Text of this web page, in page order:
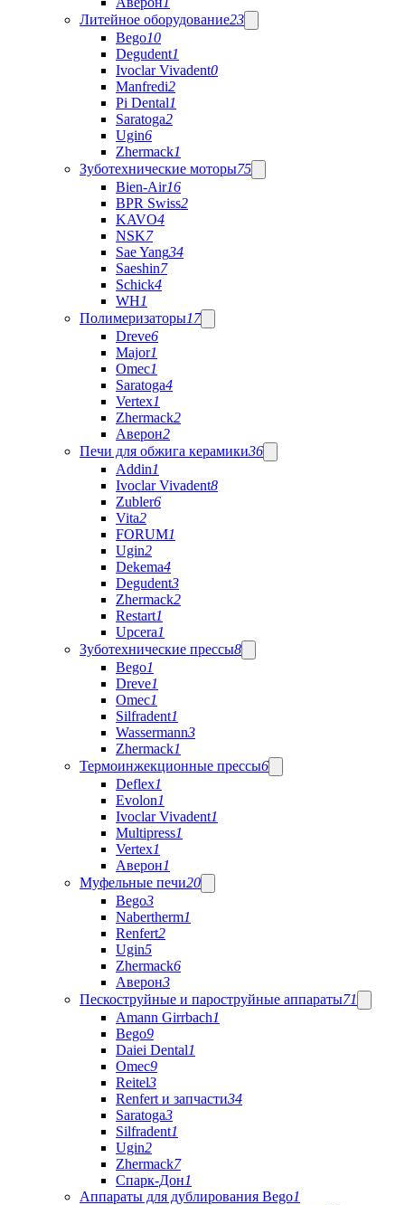
Литейное оборудование23
Bego10
Degudent1
Ivoclar Vivadent0
Manfredi2
Pi Dental1
Saratoga2
Ugin6
Zhermack1
Зуботехнические моторы75
Bien-Air16
BPR Swiss2
KAVO4
NSK7
Sae Yang34
Saeshin7
Schick4
WH1
Полимеризаторы17
Dreve6
Major1
Omec1
Saratoga4
Vertex1
Zhermack2
Аверон2
Печи для обжига керамики36
Addin1
Ivoclar Vivadent8
Zubler6
Vita2
FORUM1
Ugin2
Dekema4
Degudent3
Zhermack2
Restart1
Upcera1
Зуботехнические прессы8
Bego1
Dreve1
Omec1
Silfradent1
Wassermann3
Zhermack1
Термоинжекционные прессы6
Deflex1
Evolon1
Ivoclar Vivadent1
Multipress1
Vertex1
Аверон1
Муфельные печи20
Bego3
Nabertherm1
Renfert2
Ugin5
Zhermack6
Аверон3
Пескоструйные и пароструйные аппараты71
Amann Girrbach1
Bego9
Daiei Dental1
Omec9
Reitel3
Renfert и запчасти34
Saratoga3
Silfradent1
Ugin2
Zhermack7
Спарк-Дон1
Аппараты для дублирования Bego1